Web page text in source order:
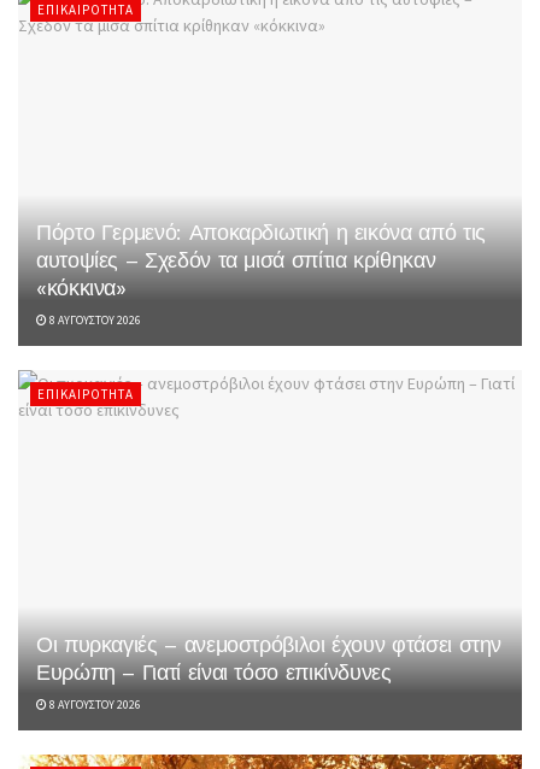
ΕΠΙΚΑΙΡΌΤΗΤΑ
Πόρτο Γερμενό: Αποκαρδιωτική η εικόνα από τις
αυτοψίες – Σχεδόν τα μισά σπίτια κρίθηκαν
«κόκκινα»
8 ΑΥΓΟΎΣΤΟΥ 2026
ΕΠΙΚΑΙΡΌΤΗΤΑ
Οι πυρκαγιές – ανεμοστρόβιλοι έχουν φτάσει στην
Ευρώπη – Γιατί είναι τόσο επικίνδυνες
8 ΑΥΓΟΎΣΤΟΥ 2026